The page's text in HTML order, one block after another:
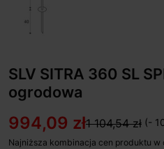
SLV SITRA 360 SL
ogrodowa
994,09 zł1 104,54 zł (-
Najniższa kombinacja cen produktu